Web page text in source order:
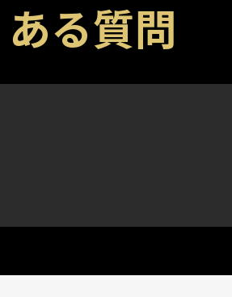
る質問
入手できる特殊コードです。各
アカウントのインベントリにのみ
ーションコードを適用できます。